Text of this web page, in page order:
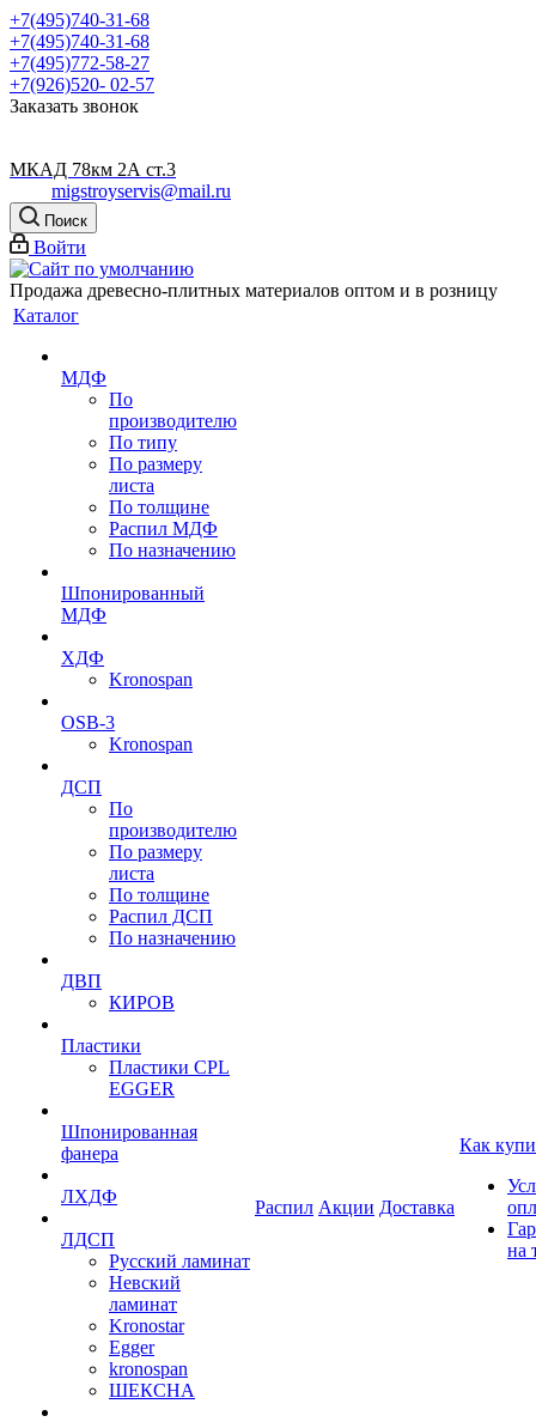
+7(495)740-31-68
+7(495)740-31-68
+7(495)772-58-27
+7(926)520- 02-57
Заказать звонок
МКАД 78км 2А ст.3
migstroyservis@mail.ru
Поиск
Войти
Продажа древесно-плитных материалов оптом и в розницу
Каталог
МДФ
По
производителю
По типу
По размеру
листа
По толщине
Распил МДФ
По назначению
Шпонированный
МДФ
ХДФ
Kronospan
OSB-3
Kronospan
ДСП
По
производителю
По размеру
листа
По толщине
Распил ДСП
По назначению
ДВП
КИРОВ
Пластики
Пластики CPL
EGGER
Шпонированная
фанера
ЛХДФ
ЛДСП
Русский ламинат
Невский
ламинат
Kronostar
Egger
kronospan
ШЕКСНА
Распил Акции Доставка
Как
на